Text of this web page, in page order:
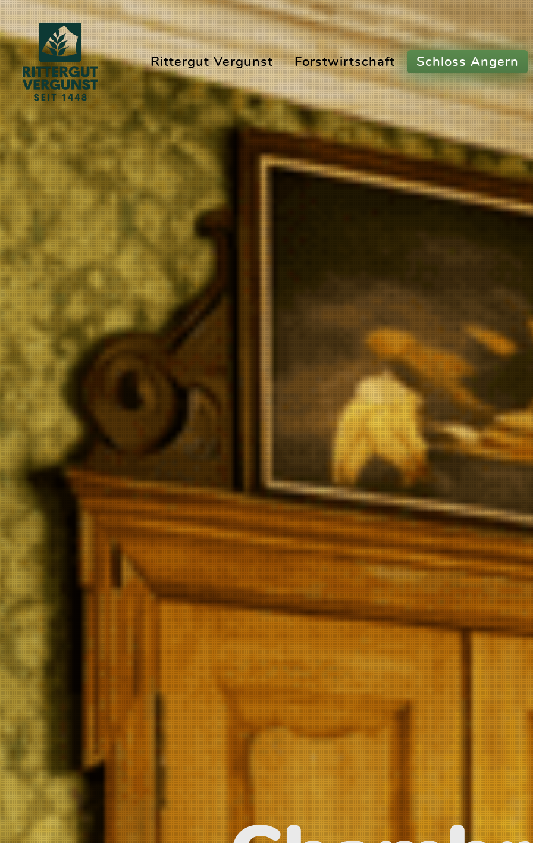
Rittergut Vergunst Forstwirtschaft Schloss Angern